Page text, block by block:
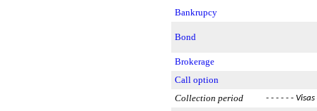
Bankrupcy
Bond
Brokerage
Call option
Collection period
- - - - - -